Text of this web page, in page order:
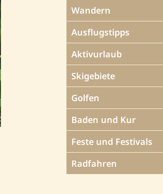
Wandern
Ausflugstipps
Aktivurlaub
Skigebiete
Golfen
Baden und Kur
Feste und Festivals
Radfahren